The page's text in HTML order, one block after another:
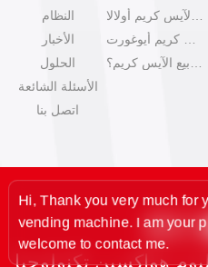
النظام
الأخبار
الحلول
الأسئلة الشائعة
اتصل بنا
النشر © 2013-اليوم هواكسين تكنولوجيا
Hi, Thank you very much for
vending machine. I am your
welcome to contact me.